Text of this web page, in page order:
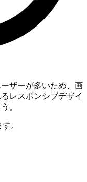
ザーが多いため、画
レスポンシブデザイ
。
。